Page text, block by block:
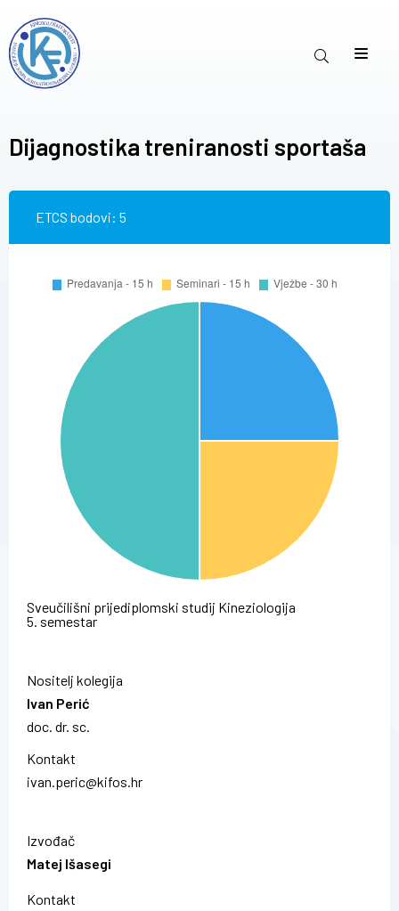
Dijagnostika treniranosti sportaša
ETCS bodovi: 5
Sveučilišni prijediplomski studij Kineziologija
5. semestar
Nositelj kolegija
Ivan Perić
doc. dr. sc.
Kontakt
ivan.peric@kifos.hr
Izvođač
Matej Išasegi
Kontakt